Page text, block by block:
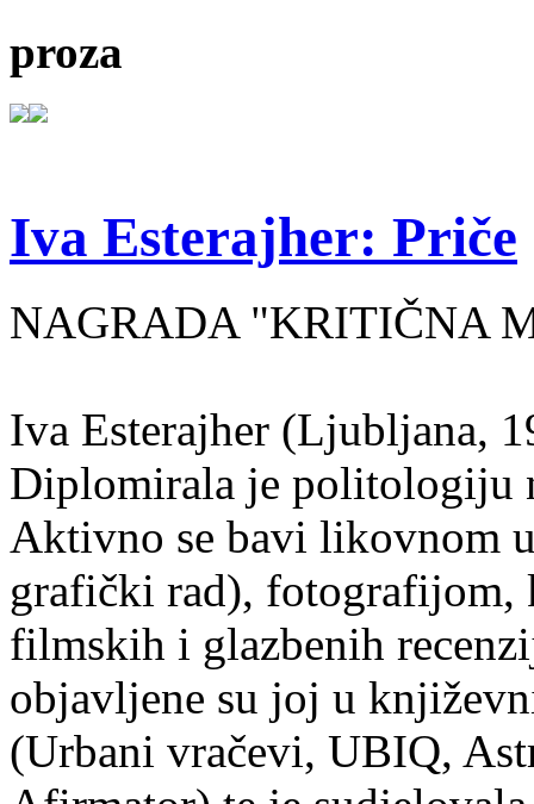
proza
Iva Esterajher: Priče
NAGRADA "KRITIČNA
Iva Esterajher (Ljubljana,
Diplomirala je politologiju
Aktivno se bavi likovnom
grafički rad), fotografijom,
filmskih i glazbenih
objavljene su joj u
(Urbani vračevi, UBIQ,